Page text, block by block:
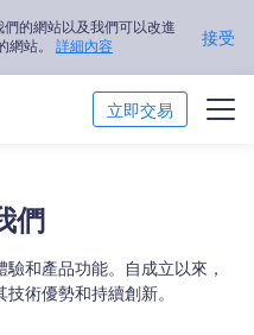
的網站以及我們可以改進
網站。 詳細內容 接受
立即交易
們
和產品功能。自成立以來，
術優勢和持續創新。